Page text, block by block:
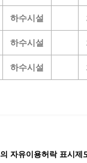
광명동굴딸기
주말농장신청
상자텃밭신청
하수시설
하수시설
하수시설
의 자유이용허락 표시제